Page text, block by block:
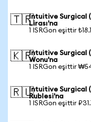
🇹🇷Intuitive Surgical
Lirası'na
1 ISRGon eşittir
🇰🇷Intuitive Surgical
Wonu'na
1 ISRGon eşittir
🇷🇺Intuitive Surgical
Rublesi'na
1 ISRGon eşittir